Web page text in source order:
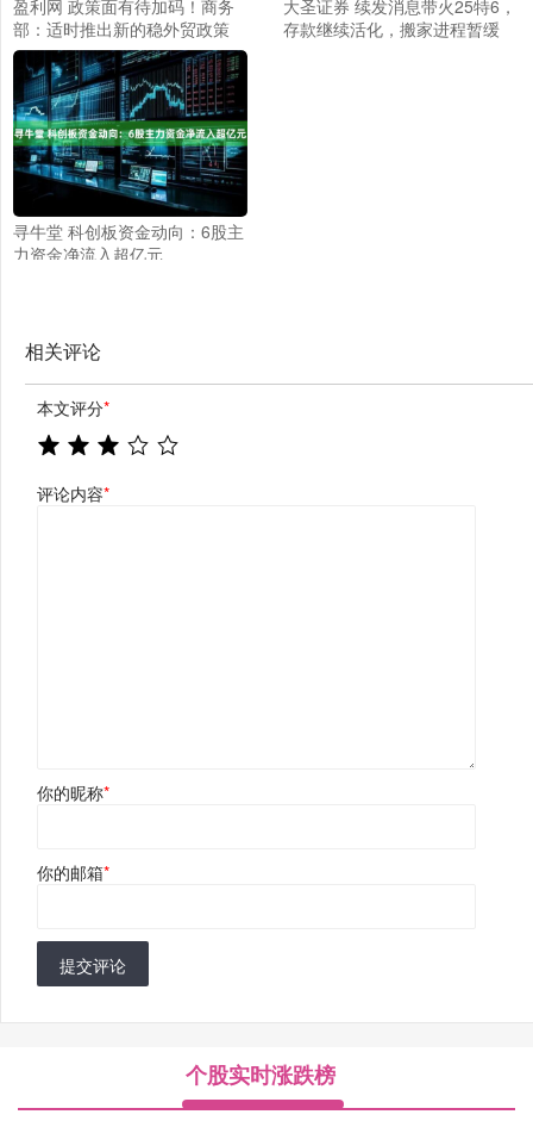
盈利网 政策面有待加码！商务
部：适时推出新的稳外贸政策
权益市场日报
大圣证券 续发消息带火25特6，
存款继续活化，搬家进程暂缓
寻牛堂 科创板资金动向：6股主
力资金净流入超亿元
相关评论
本文评分*
评论内容*
你的昵称*
你的邮箱*
提交评论
个股实时涨跌榜